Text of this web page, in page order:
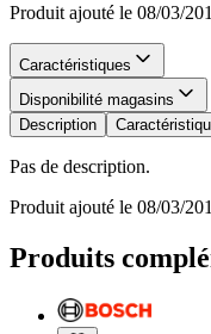
Produit ajouté le 08/03/
Caractéristiques
Disponibilité magasins
Description
Pas de description.
Produit ajouté le 08/03/
Produits